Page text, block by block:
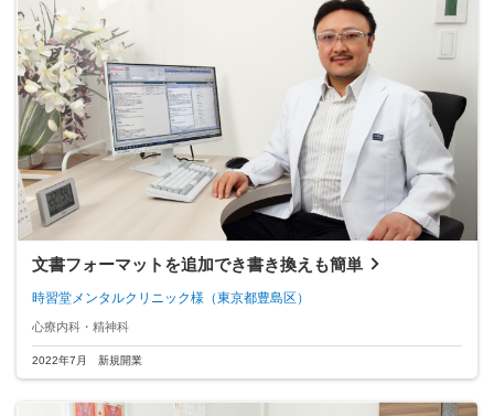
文書フォーマットを追加でき書き換えも簡単
時習堂メンタルクリニック様 （東京都豊島区）
心療内科・精神科
2022年7月 新規開業